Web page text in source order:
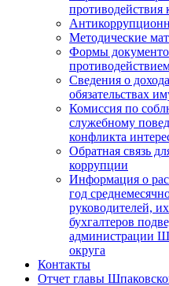
противодействия
Методические
Формы
Сведения о
обязательствах
Комиссия по
служебному
конфликта
Обратная связь
коррупции
Информация о
год
руководителей,
бухгалтеров
администрации
округа
Контакты
Отчет главы